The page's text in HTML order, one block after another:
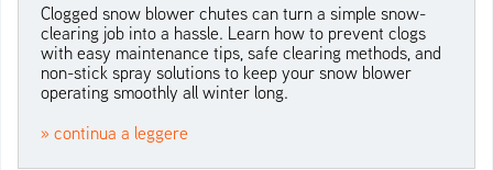
Clogged snow blower chutes can turn a simple snow-
clearing job into a hassle. Learn how to prevent clogs
with easy maintenance tips, safe clearing methods, and
non-stick spray solutions to keep your snow blower
operating smoothly all winter long.
» continua a leggere